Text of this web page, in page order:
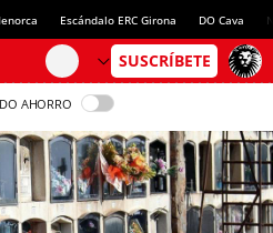
Escándalo ERC Girona DO Cava
AHORRO